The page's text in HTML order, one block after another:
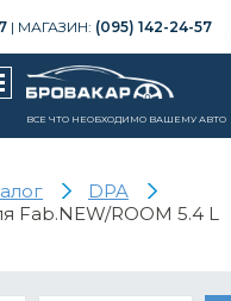
| МАГАЗИН: (095) 142-24-57
ВСЕ ЧТО НЕОБХОДИМО ВАШЕМУ АВТО
DPA
Fab.NEW/ROOM 5.4 L